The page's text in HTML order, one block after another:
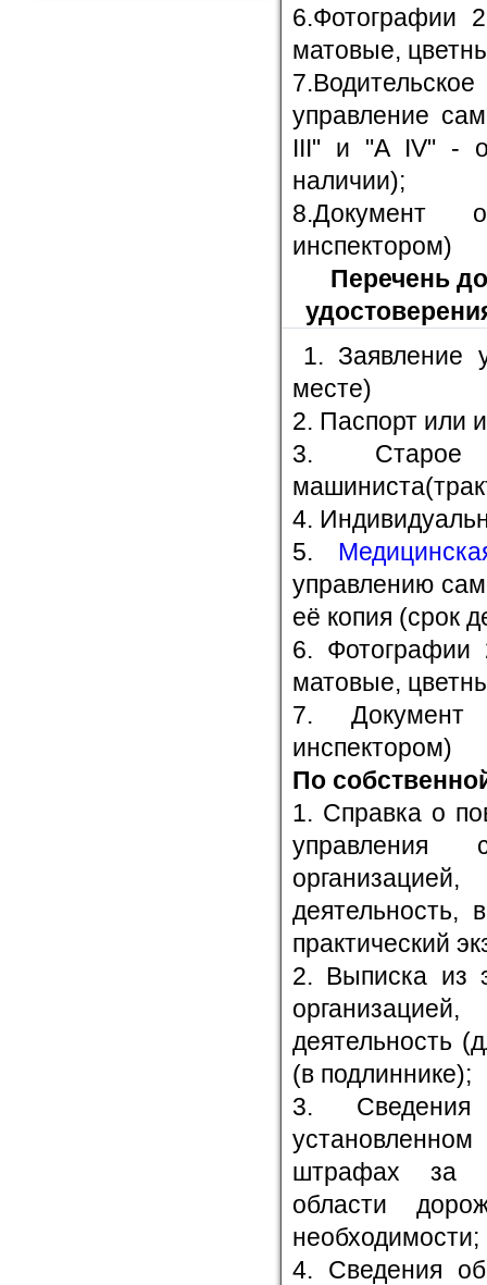
6.Фотографии
матовые,
управление
III" и "А IV" -
наличии);
8.Документ
инспектором)
Перечень
1. Заявление
месте)
2. Паспорт или
3. Старое
4.
5.
управлению
её копия (срок
6. Фотографии
матовые,
7. Документ
инспектором)
По
1. Справка о
управления
деятельность,
практический
2. Выписка из
деятельность
(в подлиннике);
3.
штрафах за
области
необходимости;
4. Сведения